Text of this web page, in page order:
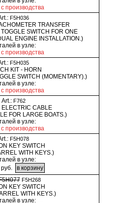
производства
F5H036
TRANSFER
SWITCH FOR ONE
ENGINE INSTALLATION.)
в узле:
производства
F5H035
KIT - HORN
SWITCH (MOMENTARY).)
в узле:
производства
Art.: F762
ELECTRIC CABLE
FOR LARGE BOATS.)
в узле:
производства
F5H078
KEY SWITCH
WITH KEYS.)
в узле:
F5H268
KEY SWITCH
WITH KEYS.)
в узле: